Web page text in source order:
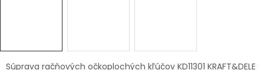
Doprava a platba Váš zákaznícky účet
Súprava račňových očkoplochých kľúčov KD11301 KRAFT&DELE